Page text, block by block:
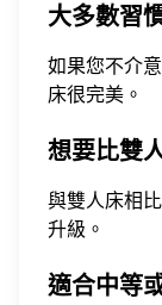
大多數習
如果您不介
床很完美。
想要比雙
與雙人床相
升級。
適合中等